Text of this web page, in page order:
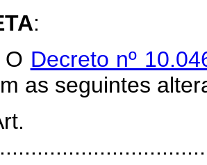
:
Decreto nº
as seguintes